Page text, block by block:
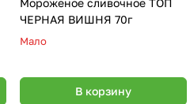
ЧЕРНАЯ ВИШНЯ 70г
Мало
В корзину